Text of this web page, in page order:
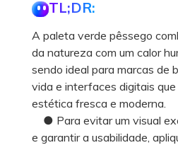
TL;DR:
A paleta verde pêssego
da natureza com um calor
sendo ideal para marcas de
vida e interfaces digitais que
estética fresca e moderna.
● Para evitar um visual
e garantir a usabilidade,